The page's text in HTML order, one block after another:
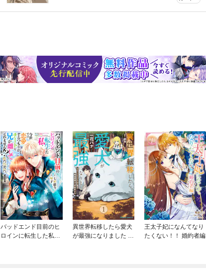
バッドエンド目前のヒ
ロインに転生した私、
異世界転移したら愛犬
が最強になりました ～
王太子妃になんてなり
たくない！！ 婚約者編